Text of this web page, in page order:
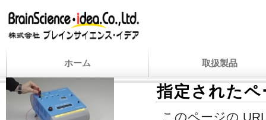
ホーム 取扱製品
指定された
このページの